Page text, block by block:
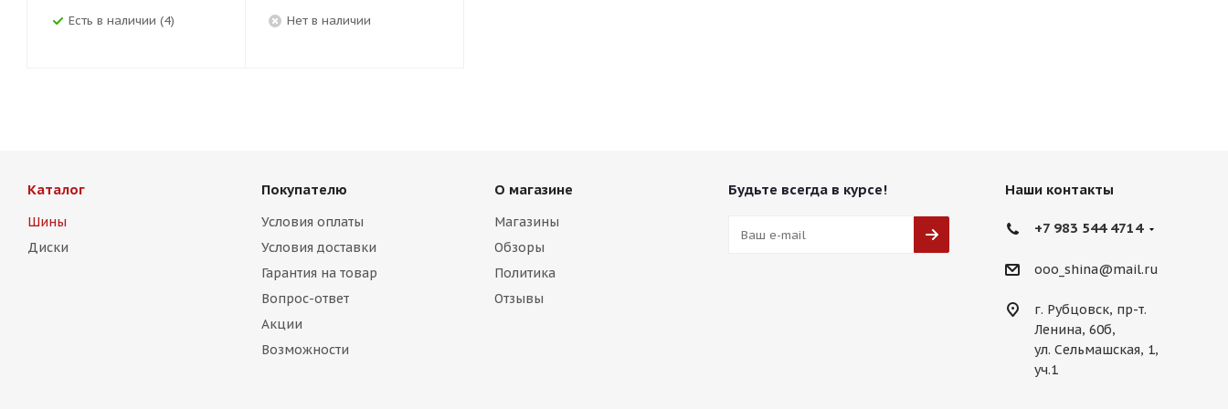
Есть в наличии (4) Нет в наличии
Каталог
Шины
Диски
Покупателю
Условия оплаты
Условия доставки
Гарантия на товар
Вопрос-ответ
Акции
Возможности
О магазине
Магазины
Обзоры
Политика
Отзывы
Будьте всегда в курсе! Наши контакты
+7 983 544 4714
ooo_shina@mail.ru
г. Рубцовск, пр-т.
Ленина, 60б,
ул. Сельмашская, 1,
уч.1